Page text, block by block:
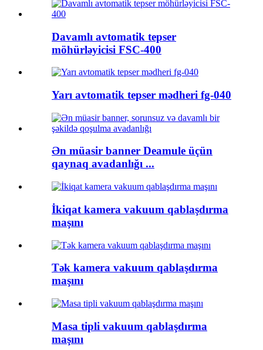
Davamlı avtomatik tepser
möhürləyicisi FSC-400
Yarı avtomatik tepser mədheri fg-040
Ən müasir banner Deamule üçün
qaynaq avadanlığı ...
İkiqat kamera vakuum qablaşdırma
maşını
Tək kamera vakuum qablaşdırma
maşını
Masa tipli vakuum qablaşdırma
maşını